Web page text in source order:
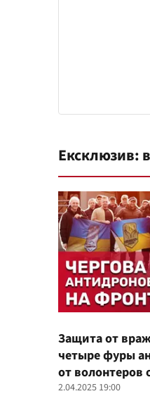
Ексклюзив:
Защита от
четыре фуры
от волонтеров
2.04.2025 19:00